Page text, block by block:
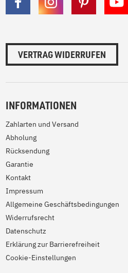
VERTRAG WIDERRUFEN
INFORMATIONEN
Zahlarten und Versand
Abholung
Rücksendung
Garantie
Kontakt
Impressum
Allgemeine Geschäftsbedingungen
Widerrufsrecht
Datenschutz
Erklärung zur Barrierefreiheit
Cookie-Einstellungen